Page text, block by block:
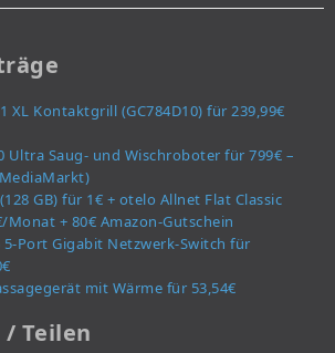
XL Kontaktgrill (GC784D10) für 239,99€
Ultra Saug- und Wischroboter für 799€ –
GB) für 1€ + otelo Allnet Flat Classic
Monat + 80€ Amazon-Gutschein
5-Port Gigabit Netzwerk-Switch für
mit Wärme für 53,54€
/ Teilen